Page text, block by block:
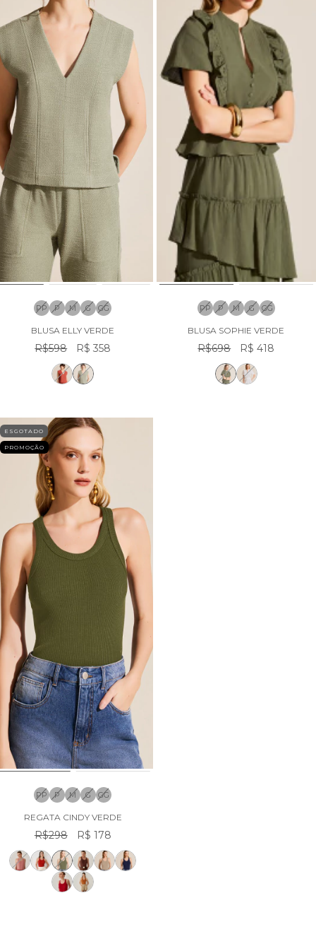
PP P M G GG
BLUSA ELLY VERDE
R$598 R$ 358
PP P M G GG
BLUSA SOPHIE VERDE
R$698 R$ 418
ESGOTADO
PROMOÇÃO
PP P M G GG
REGATA CINDY VERDE
R$298 R$ 178